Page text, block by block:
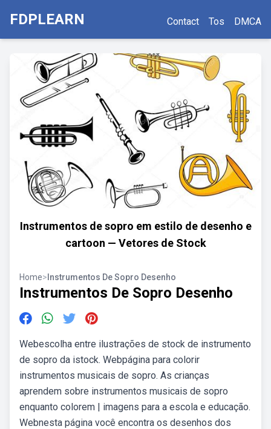
FDPLEARN Contact Tos DMCA
Instrumentos de sopro em estilo de desenho e
cartoon — Vetores de Stock
Home> Instrumentos De Sopro Desenho
Instrumentos De Sopro Desenho
Webescolha entre ilustrações de stock de instrumento
de sopro da istock. Webpágina para colorir
instrumentos musicais de sopro. As crianças
aprendem sobre instrumentos musicais de sopro
enquanto colorem | imagens para a escola e educação.
Webnesta página você encontra os desenhos dos